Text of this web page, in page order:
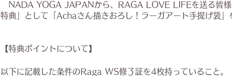
NADA YOGA JAPANから、RAGA LOVE LIFEを送る皆様
特典」として「Achaさん描きおろし！ラーガアート手提げ袋」
【特典ポイントについて】
以下に記載した条件のRaga WS修了証を4枚持っていること。